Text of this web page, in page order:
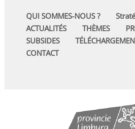
QUI SOMMES-NOUS ?
ACTUALITÉS
THÈMES
SUBSIDES
CONTACT